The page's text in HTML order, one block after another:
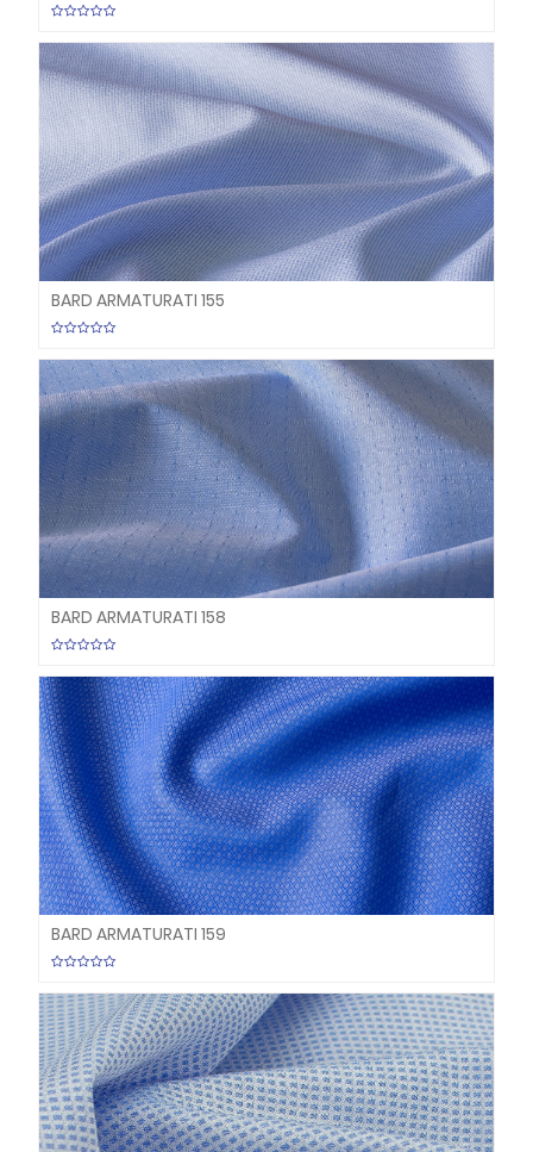
BARD ARMATURATI 155
BARD ARMATURATI 158
BARD ARMATURATI 159